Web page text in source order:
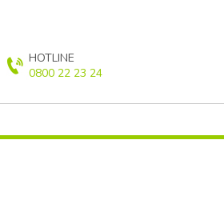
HOTLINE
0800 22 23 24